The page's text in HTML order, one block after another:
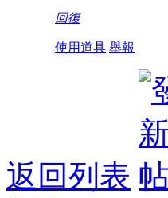
回復
使用道具 舉報
返回列表